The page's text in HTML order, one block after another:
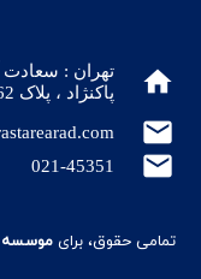
home
تهران : سعادت
پاکنژاد ، پلاک 62 ، طبقه 4 واحد 10
mail
mail
021-45351
تمامی حقوق، برای موسسه